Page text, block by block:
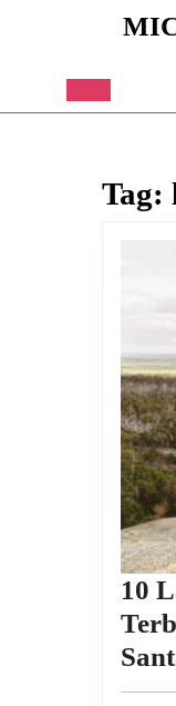
Open
Tag:
10